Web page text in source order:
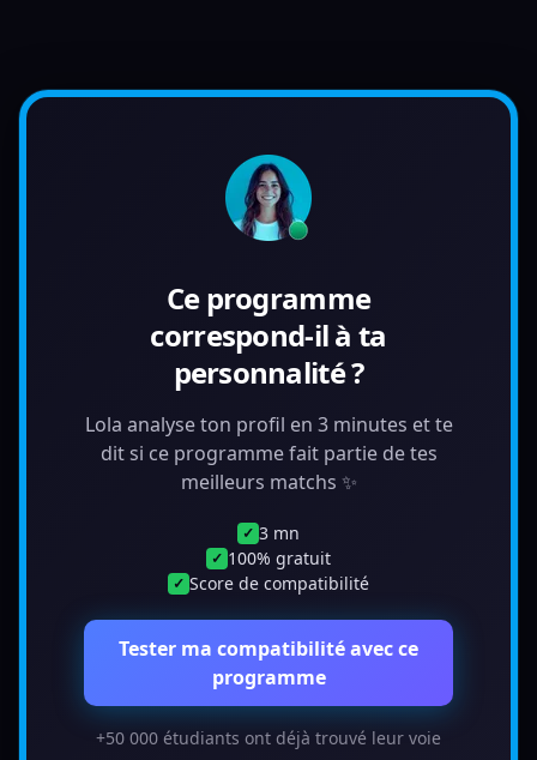
Ce programme
correspond-il à ta
personnalité ?
Lola analyse ton profil en 3 minutes et te
dit si ce programme fait partie de tes
meilleurs matchs ✨
✓ 3 mn
✓ 100% gratuit
✓ Score de compatibilité
Tester ma compatibilité avec ce
programme
+50 000 étudiants ont déjà trouvé leur voie